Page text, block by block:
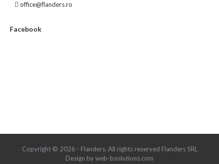
office@flanders.ro
Facebook
Copyright © 2026 - Flanders. All rights reserved Flanders SRL
Design by web-bsolutions.com